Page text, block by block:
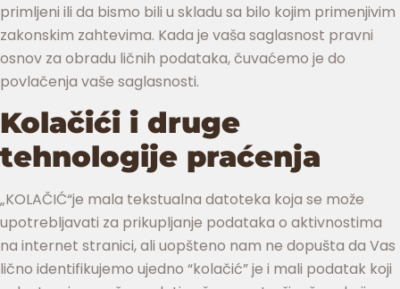
primljeni ili da bismo bili u skladu sa bilo kojim primenjivim
zakonskim zahtevima. Kada je vaša saglasnost pravni
osnov za obradu ličnih podataka, čuvaćemo je do
povlačenja vaše saglasnosti.
Kolačići i druge
tehnologije praćenja
„KOLAČIĆ“je mala tekstualna datoteka koja se može
upotrebljavati za prikupljanje podataka o aktivnostima
na internet stranici, ali uopšteno nam ne dopušta da Vas
lično identifikujemo ujedno “kolačić” je i mali podatak koji